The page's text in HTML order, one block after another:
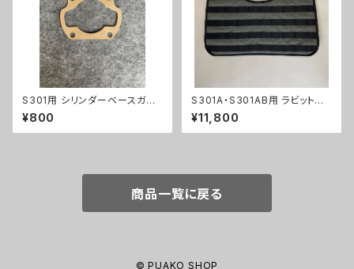
S301用 シリンダーベースガス
ケット
¥800
S301A・S301AB用 ラビットス
クーター HARAMAKI (ハラマ
キ) 【グレー】オーダー受注
¥11,800
商品一覧に戻る
© PUAKO SHOP